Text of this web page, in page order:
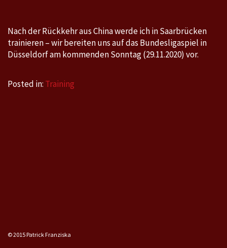
Nach der Rückkehr aus China werde ich in Saarbrücken
trainieren – wir bereiten uns auf das Bundesligaspiel in
Düsseldorf am kommenden Sonntag (29.11.2020) vor.
Posted in: Training
© 2015 Patrick Franziska